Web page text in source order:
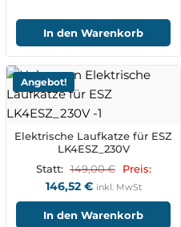
In den Warenkorb
Angebot!
Elektrische Laufkatze für ESZ
LK4ESZ_230V
Statt: 149,00€ Preis:
146,52 € inkl. MwSt
In den Warenkorb